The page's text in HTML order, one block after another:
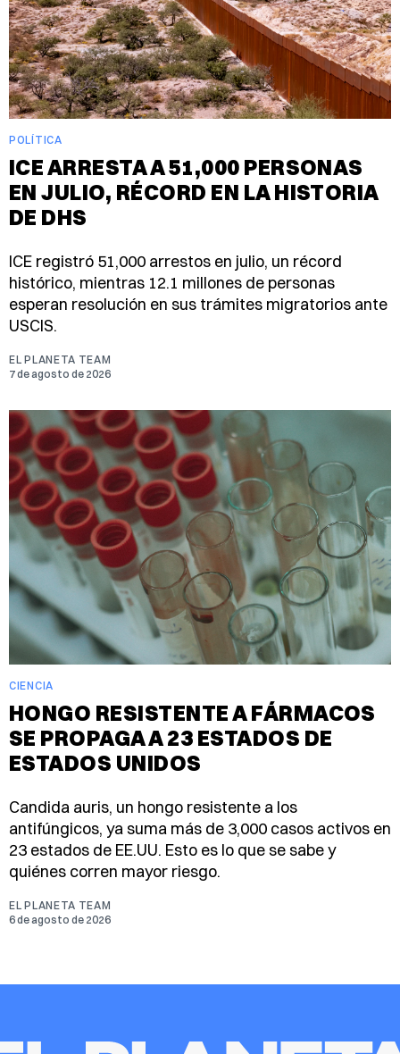
POLÍTICA
ICE ARRESTA A 51,000 PERSONAS
EN JULIO, RÉCORD EN LA HISTORIA
DE DHS
ICE registró 51,000 arrestos en julio, un récord
histórico, mientras 12.1 millones de personas
esperan resolución en sus trámites migratorios ante
USCIS.
EL PLANETA TEAM
7 de agosto de 2026
CIENCIA
HONGO RESISTENTE A FÁRMACOS
SE PROPAGA A 23 ESTADOS DE
ESTADOS UNIDOS
Candida auris, un hongo resistente a los
antifúngicos, ya suma más de 3,000 casos activos en
23 estados de EE.UU. Esto es lo que se sabe y
quiénes corren mayor riesgo.
EL PLANETA TEAM
6 de agosto de 2026